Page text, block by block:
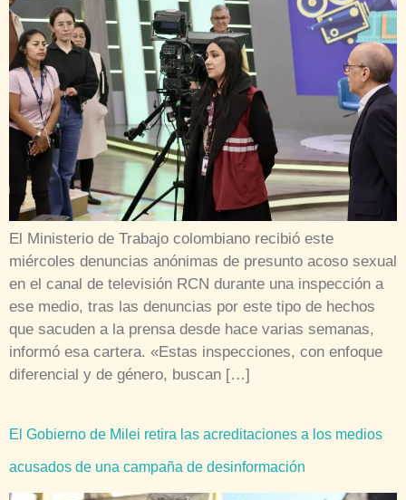
El Ministerio de Trabajo colombiano recibió este
miércoles denuncias anónimas de presunto acoso sexual
en el canal de televisión RCN durante una inspección a
ese medio, tras las denuncias por este tipo de hechos
que sacuden a la prensa desde hace varias semanas,
informó esa cartera. «Estas inspecciones, con enfoque
diferencial y de género, buscan […]
El Gobierno de Milei retira las acreditaciones a los medios
acusados de una campaña de desinformación